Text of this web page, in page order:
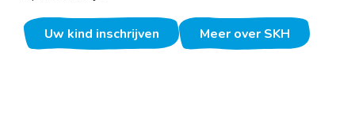
Uw kind inschrijven Meer over SKH